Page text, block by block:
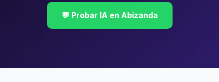
💬 Probar IA en Abizanda